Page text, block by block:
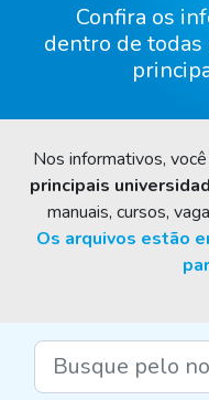
Confira os
dentro de todas
Nos informativos,
principais
manuais, cursos,
Os arquivos estão